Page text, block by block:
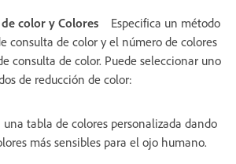
color y Colores
Especifica un método
consulta de color y el número de colores
consulta de color. Puede seleccionar uno
de reducción de color:
una tabla de colores personalizada dando
más sensibles para el ojo humano.